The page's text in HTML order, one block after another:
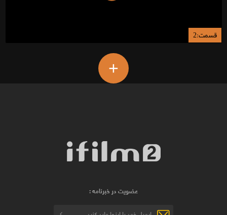
قسمت:2
+
عضویت در خبرنامه :